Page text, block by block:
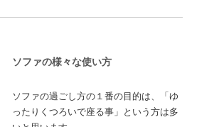
ソファの様々な使い方
ソファの過ごし方の１番の目的は、「ゆ
ったりくつろいで座る事」という方は多